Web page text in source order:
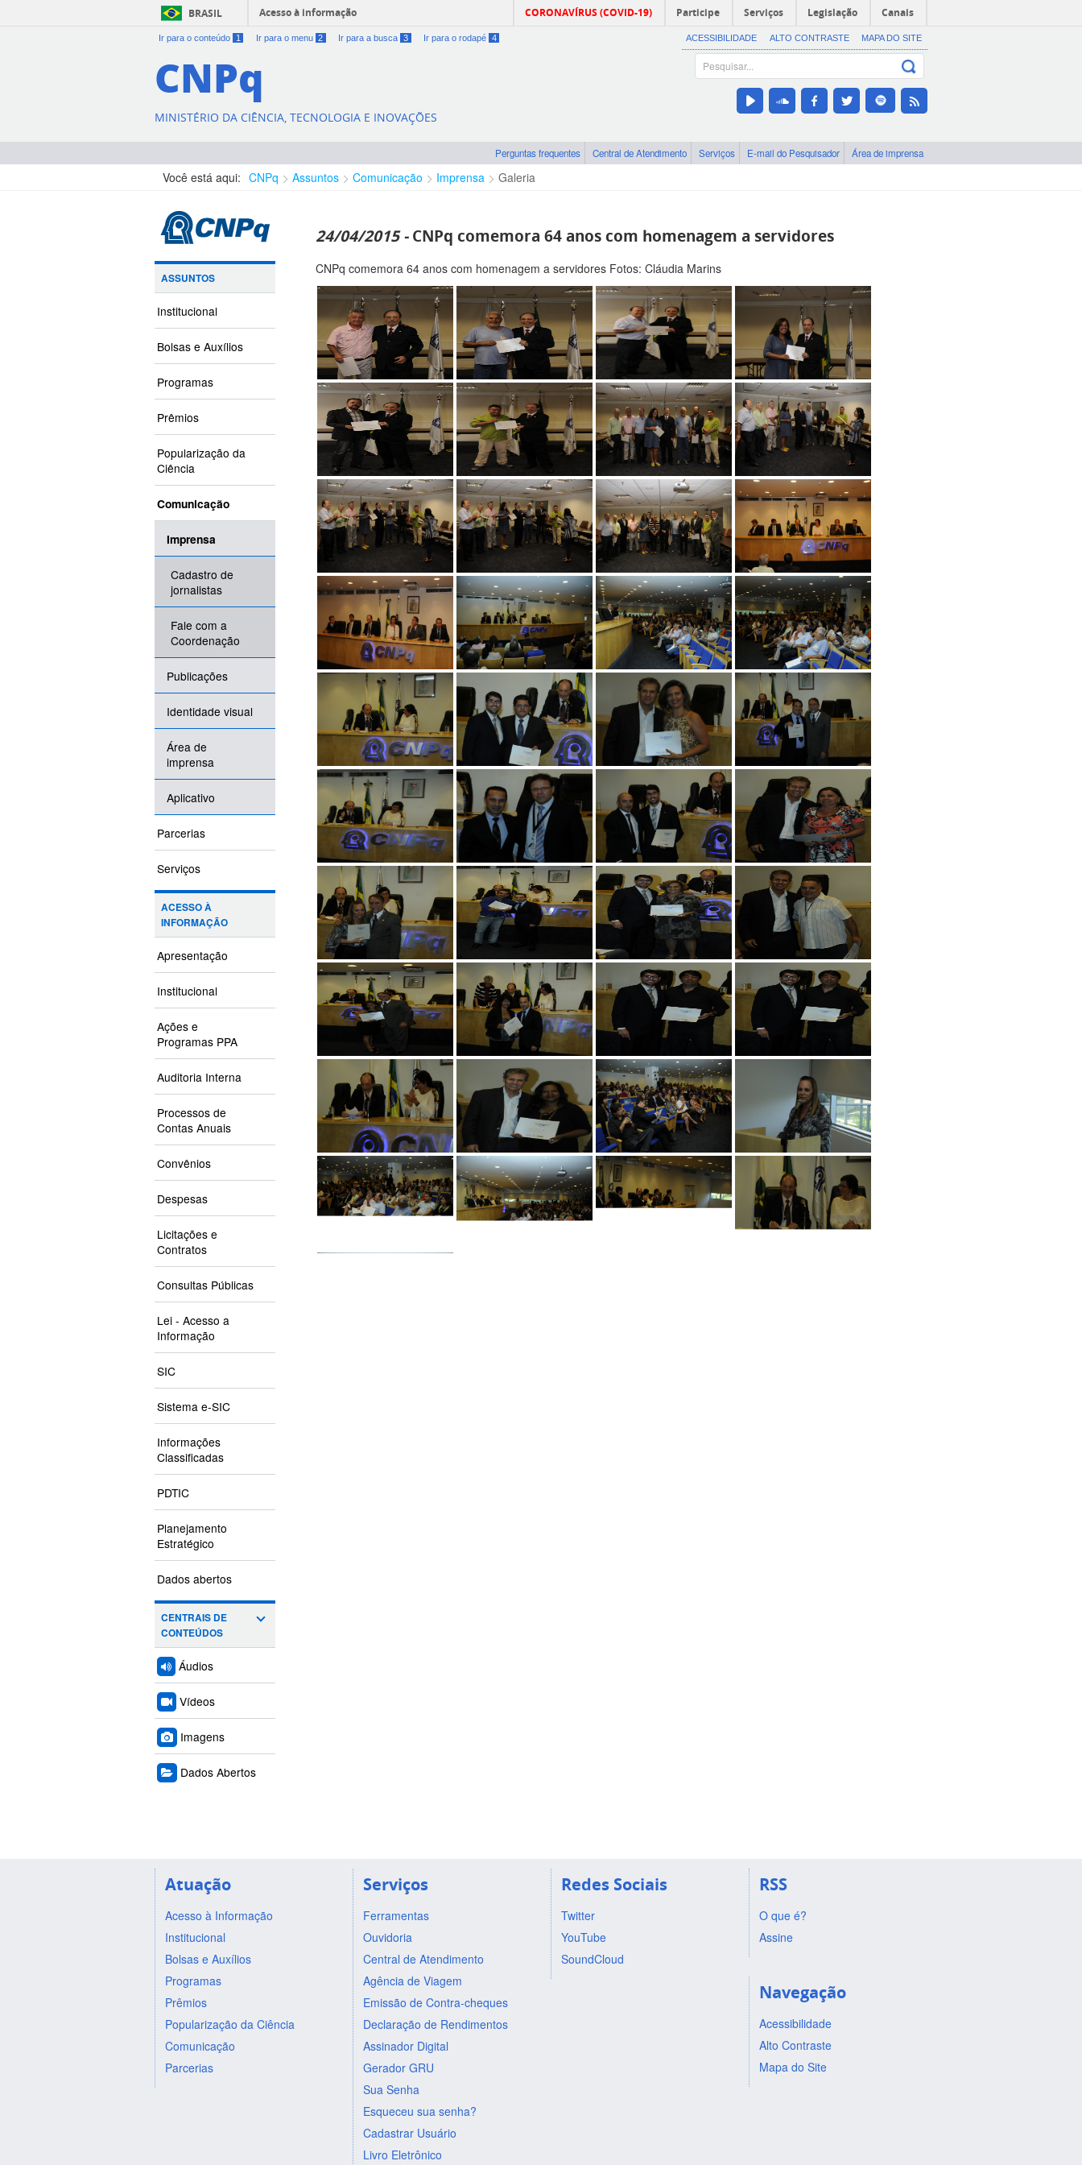
BRASIL Acesso à informação CORONAVÍRUS (COVID-19) Participe Serviços Legislação Canais
Ir para o conteúdo 1 Ir para o menu 2 Ir para a busca 3 Ir para o rodapé 4 ACESSIBILIDADE ALTO CONTRASTE MAPA DO SITE
CNPq
MINISTÉRIO DA CIÊNCIA, TECNOLOGIA E INOVAÇÕES
Perguntas frequentes Central de Atendimento Serviços E-mail do Pesquisador Área de imprensa
Você está aqui: CNPq Assuntos Comunicação Imprensa Galeria
ASSUNTOS
Institucional
Bolsas e Auxílios
Programas
Prêmios
Popularização da
Ciência
Comunicação
Imprensa
Cadastro de
jornalistas
Fale com a
Coordenação
Publicações
Identidade visual
Área de
imprensa
Aplicativo
Parcerias
Serviços
ACESSO À
INFORMAÇÃO
Apresentação
Institucional
Ações e
Programas PPA
Auditoria Interna
Processos de
Contas Anuais
Convênios
Despesas
Licitações e
Contratos
Consultas Públicas
Lei - Acesso a
Informação
SIC
Sistema e-SIC
Informações
Classificadas
PDTIC
Planejamento
Estratégico
Dados abertos
CENTRAIS DE
CONTEÚDOS
Áudios
Vídeos
Imagens
Dados Abertos
24/04/2015 -CNPq comemora 64 anos com homenagem a servidores
CNPq comemora 64 anos com homenagem a servidores Fotos: Cláudia Marins
Atuação
Acesso à Informação
Institucional
Bolsas e Auxílios
Programas
Prêmios
Popularização da Ciência
Comunicação
Parcerias
Serviços
Ferramentas
Ouvidoria
Central de Atendimento
Agência de Viagem
Emissão de Contra-cheques
Declaração de Rendimentos
Assinador Digital
Gerador GRU
Sua Senha
Esqueceu sua senha?
Cadastrar Usuário
Livro Eletrônico
Redes Sociais
Twitter
YouTube
SoundCloud
RSS
O que é?
Assine
Navegação
Acessibilidade
Alto Contraste
Mapa do Site